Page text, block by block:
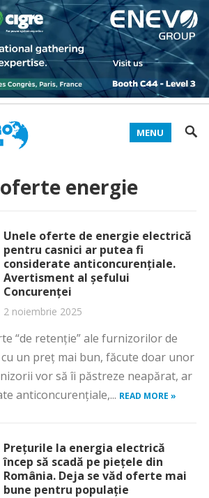
MENU
oferte energie
Unele oferte de energie electrică
pentru casnici ar putea fi
considerate anticoncurențiale.
Avertisment al șefului
Concurenței
2 noiembrie 2025
“de retenție” ale furnizorilor de
un preț mai bun, făcute doar unor
vor să îi păstreze neapărat, ar
anticoncurențiale,... READ MORE »
Prețurile la energia electrică
încep să scadă pe piețele din
România. Deja se văd oferte mai
bune pentru populație